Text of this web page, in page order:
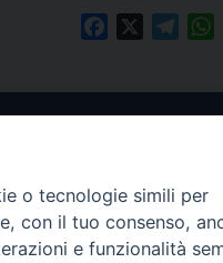
Facebook
o tecnologie simili per
con il tuo consenso,
e funzionalità